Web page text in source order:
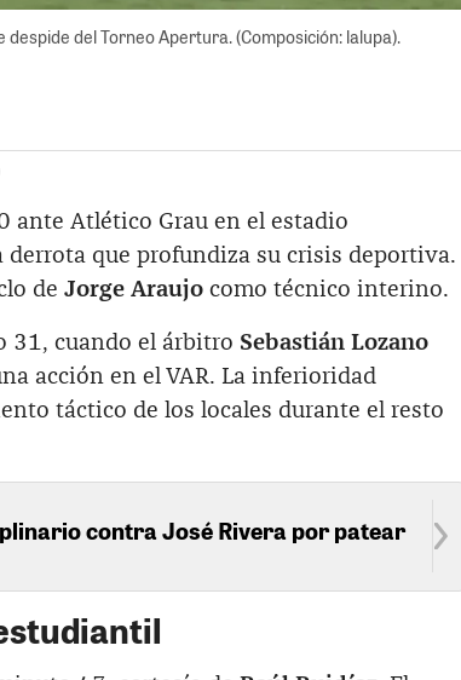
del Torneo Apertura. (Composición: lalupa).
ante Atlético Grau en el estadio
que profundiza su crisis deportiva.
de Jorge Araujo como técnico interino.
31, cuando el árbitro Sebastián Lozano
acción en el VAR. La inferioridad
táctico de los locales durante el resto
contra José Rivera por patear